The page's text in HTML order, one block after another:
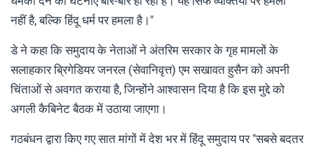
नहीं है, बल्कि हिंदू धर्म पर हमला है।"
डे ने कहा कि समुदाय के नेताओं ने अंतरिम सरकार के गृह मामलों के
सलाहकार ब्रिगेडियर जनरल (सेवानिवृत्त) एम सखावत हुसैन को अपनी
चिंताओं से अवगत कराया है, जिन्होंने आश्वासन दिया है कि इस मुद्दे को
अगली कैबिनेट बैठक में उठाया जाएगा।
गठबंधन द्वारा किए गए सात मांगों में देश भर में हिंदू समुदाय पर "सबसे बदतर